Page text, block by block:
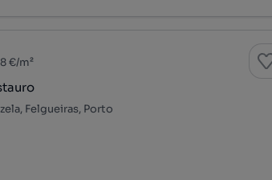
€/m²
Felgueiras, Porto